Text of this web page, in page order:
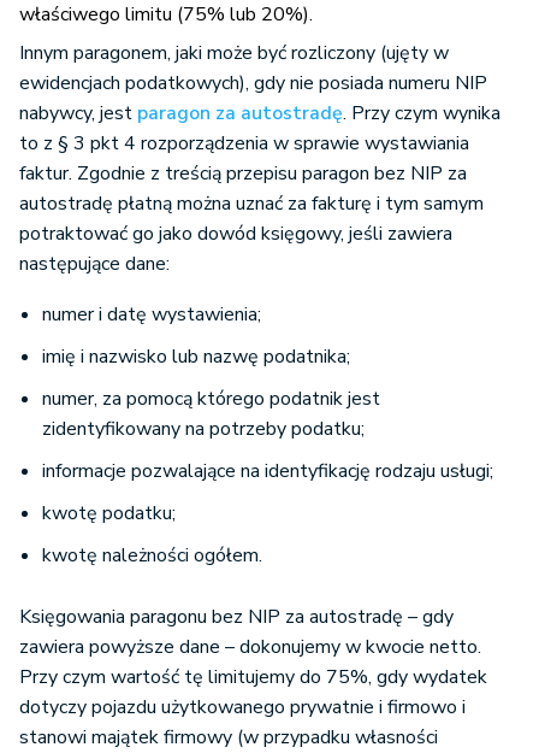
właściwego limitu (75% lub 20%).
Innym paragonem, jaki może być rozliczony (ujęty w
ewidencjach podatkowych), gdy nie posiada numeru NIP
nabywcy, jest paragon za autostradę. Przy czym wynika
to z § 3 pkt 4 rozporządzenia w sprawie wystawiania
faktur. Zgodnie z treścią przepisu paragon bez NIP za
autostradę płatną można uznać za fakturę i tym samym
potraktować go jako dowód księgowy, jeśli zawiera
następujące dane:
numer i datę wystawienia;
imię i nazwisko lub nazwę podatnika;
numer, za pomocą którego podatnik jest
zidentyfikowany na potrzeby podatku;
informacje pozwalające na identyfikację rodzaju usługi;
kwotę podatku;
kwotę należności ogółem.
Księgowania paragonu bez NIP za autostradę – gdy
zawiera powyższe dane – dokonujemy w kwocie netto.
Przy czym wartość tę limitujemy do 75%, gdy wydatek
dotyczy pojazdu użytkowanego prywatnie i firmowo i
stanowi majątek firmowy (w przypadku własności